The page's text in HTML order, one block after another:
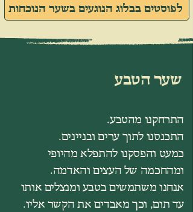
לפוסטים בבלוג הנוגעים בשער הנוכחות
שער הטבע
התרחקנו מהטבע.
התכנסנו לתוך ערים ובניינים.
כמעט והפסקנו להתפלא מהיופי
ומהחכמה של העצים והאדמה.
אנחנו משתמשים בטבע ומנצלים אותו
עד תום, וכך מאבדים את הקשר אליו.